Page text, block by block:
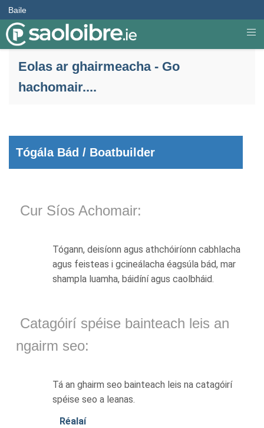
Baile
Eolas ar ghairmeacha - Go
hachomair....
Tógála Bád / Boatbuilder
Cur Síos Achomair:
Tógann, deisíonn agus athchóiríonn cabhlacha
agus feisteas i gcineálacha éagsúla bád, mar
shampla luamha, báidíní agus caolbháid.
Catagóirí spéise bainteach leis an
ngairm seo:
Tá an ghairm seo bainteach leis na catagóirí
spéise seo a leanas.
Réalaí